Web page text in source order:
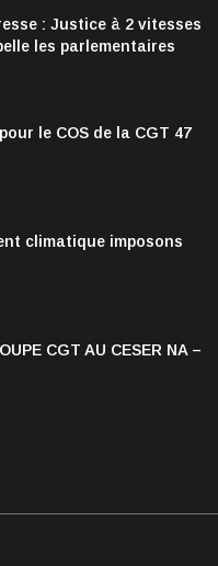
: Justice à 2 vitesses
les parlementaires
le COS de la CGT 47
climatique imposons
CGT AU CESER NA –